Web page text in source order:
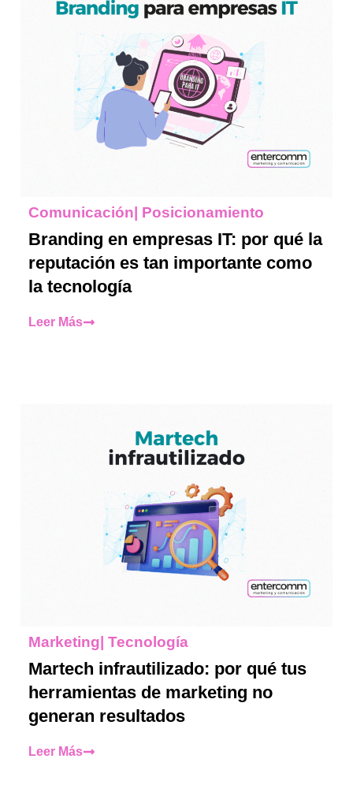
Comunicación Posicionamiento
Branding en empresas IT: por qué la
reputación es tan importante como
la tecnología
Leer Más
Marketing Tecnología
Martech infrautilizado: por qué tus
herramientas de marketing no
generan resultados
Leer Más